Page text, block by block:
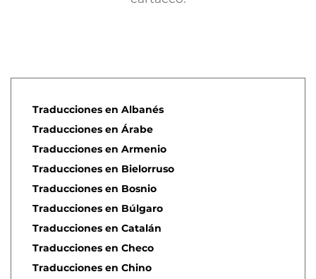
Traducciones en Albanés
Traducciones en Árabe
Traducciones en Armenio
Traducciones en Bielorruso
Traducciones en Bosnio
Traducciones en Búlgaro
Traducciones en Catalán
Traducciones en Checo
Traducciones en Chino